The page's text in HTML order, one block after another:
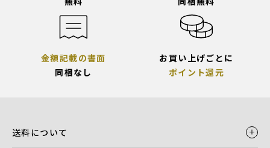
金額記載の書面
同梱なし
お買い上げごとに
ポイント還元
送料について